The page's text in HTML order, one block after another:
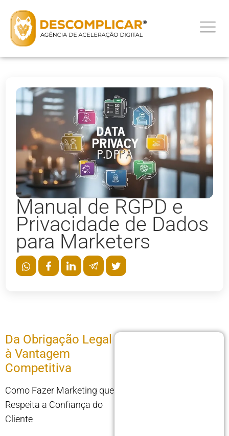
Manual de RGPD e
Privacidade de Dados
para Marketers
Da Obrigação Legal
à Vantagem
Competitiva
Como Fazer Marketing que
Respeita a Confiança do
Cliente